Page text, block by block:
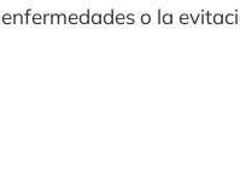
enfermedades o la